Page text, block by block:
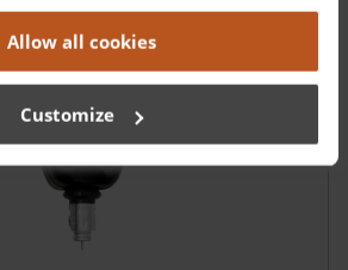
Allow all cookies
Customize